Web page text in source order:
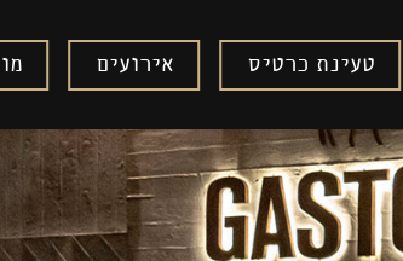
טעינת כרטיס אירועים